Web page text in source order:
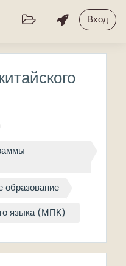
Вход
образование
языка (МПК)